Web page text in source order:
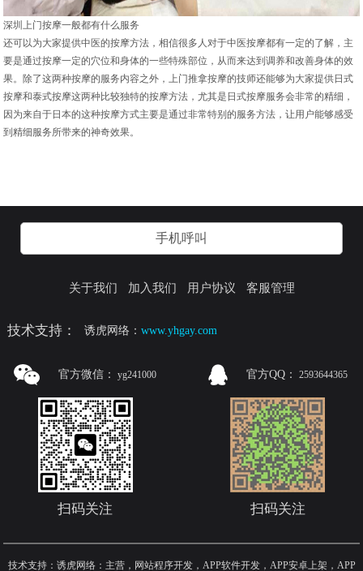
深圳上门按摩一般都有什么服务
还可以为大家提供中医的按摩方法，相信很多人对于中医按摩都有一定的了解，主
要是通过按摩一定的穴位和身体的一些特殊部位，从而来达到调养和改善身体的效
果。除了这两种按摩的服务内容之外，上门推拿按摩的技师还能够为大家提供日式
按摩和泰式按摩这两种比较独特的按摩方法，尤其是日式按摩服务会非常的精细，
因为来自于日本的这种按摩方式主要是通过非常特别的服务方法，让用户能够感受
到精细服务所带来的神奇效果。
手机呼叫
关于我们 加入我们 用户协议 客服管理
技术支持： 诱虎网络：www.yhgay.com
官方微信： yg241000
扫码关注
官方QQ： 2593644365
扫码关注
技术支持：诱虎网络：主营，网站程序开发，APP软件开发，APP安卓上架，APP